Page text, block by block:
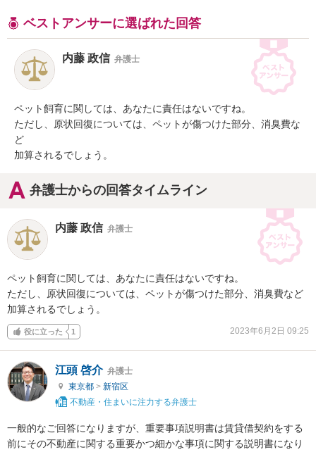
ベストアンサーに選ばれた回答
内藤 政信 弁護士
ペット飼育に関しては、あなたに責任はないですね。
ただし、原状回復については、ペットが傷つけた部分、消臭費な
ど
加算されるでしょう。
弁護士からの回答タイムライン
内藤 政信 弁護士
ペット飼育に関しては、あなたに責任はないですね。
ただし、原状回復については、ペットが傷つけた部分、消臭費など
加算されるでしょう。
役に立った 1 2023年6月2日 09:25
江頭 啓介 弁護士
東京都 > 新宿区
不動産・住まいに注力する弁護士
一般的なご回答になりますが、重要事項説明書は賃貸借契約をする
前にその不動産に関する重要かつ細かな事項に関する説明書になり